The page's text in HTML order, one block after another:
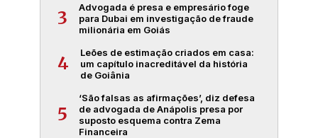
3
Advogada é presa e empresário foge
para Dubai em investigação de fraude
milionária em Goiás
4
Leões de estimação criados em casa:
um capítulo inacreditável da história
de Goiânia
5
‘São falsas as afirmações’, diz defesa
de advogada de Anápolis presa por
suposto esquema contra Zema
Financeira